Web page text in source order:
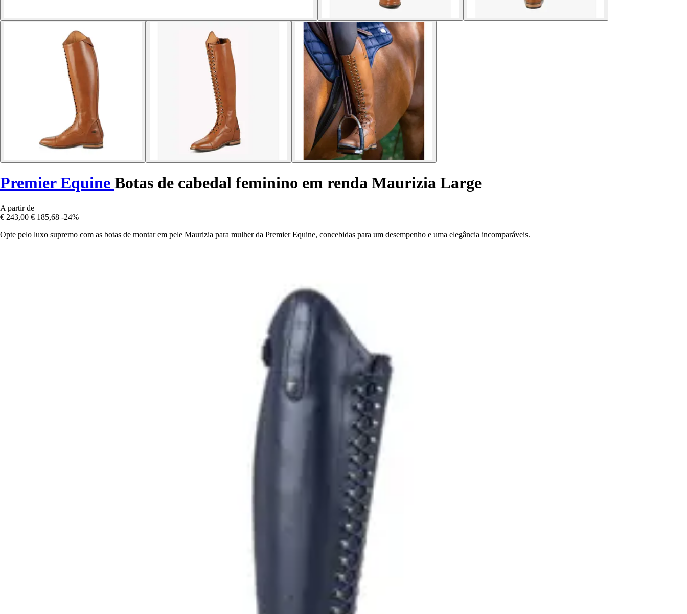
Premier Equine Botas de cabedal feminino em renda Maurizia Large
A partir de
€ 243,00 € 185,68 -24%
Opte pelo luxo supremo com as botas de montar em pele Maurizia para mulher da Premier Equine, concebidas para um desempenho e uma elegância incomparáveis.